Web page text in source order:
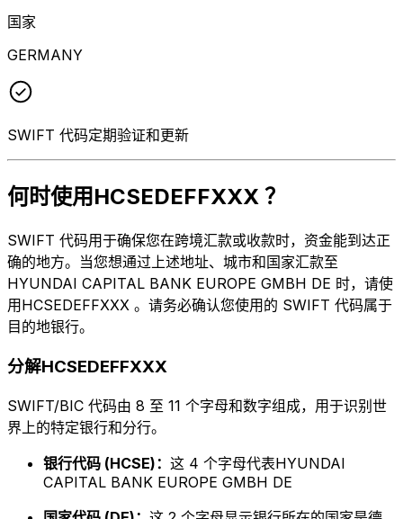
国家
GERMANY
SWIFT 代码定期验证和更新
何时使用HCSEDEFFXXX ？
SWIFT 代码用于确保您在跨境汇款或收款时，资金能到达正
确的地方。当您想通过上述地址、城市和国家汇款至
HYUNDAI CAPITAL BANK EUROPE GMBH DE 时，请使
用HCSEDEFFXXX 。请务必确认您使用的 SWIFT 代码属于
目的地银行。
分解HCSEDEFFXXX
SWIFT/BIC 代码由 8 至 11 个字母和数字组成，用于识别世
界上的特定银行和分行。
银行代码 (HCSE)： 这 4 个字母代表HYUNDAI
CAPITAL BANK EUROPE GMBH DE